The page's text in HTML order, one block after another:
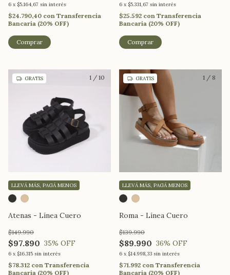
6 x $5.164,67 sin interés
$24.790,40 con Transferencia
Bancaria (20% OFF)
Comprar
6 x $5.331,67 sin interés
$25.592 con Transferencia
Bancaria (20% OFF)
Comprar
1 / 10
GRATIS
Atenas - Línea Cuero
$97.890
$149.990
35% OFF
6 x $16.315 sin interés
LLEVÁ MÁS, PAGÁ MENOS
$78.312 con Transferencia
Bancaria (20% OFF)
1 / 8
GRATIS
Roma - Línea Cuero
$89.990
$139.990
36% OFF
6 x $14.998,33 sin interés
LLEVÁ MÁS, PAGÁ MENOS
$71.992 con Transferencia
Bancaria (20% OFF)